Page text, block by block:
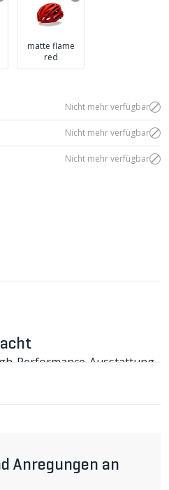
Performance-Ausstattung
im Detail
MIPS (s. unten)
gewährt. 25 Öffnungen mit
Anregungen an
matte flame
red
Nicht mehr verfügbar
Nicht mehr verfügbar
Nicht mehr verfügbar